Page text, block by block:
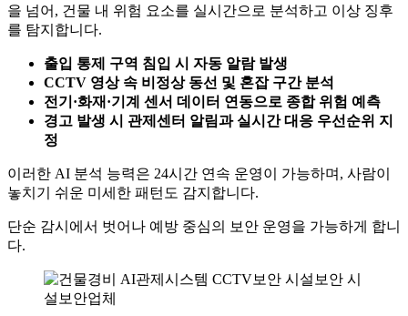
을 넘어, 건물 내 위험 요소를 실시간으로 분석하고 이상 징후
를 탐지합니다.
출입 통제 구역 침입 시 자동 알람 발생
CCTV 영상 속 비정상 동선 및 혼잡 구간 분석
전기·화재·기계 센서 데이터 연동으로 종합 위험 예측
경고 발생 시 관제센터 알림과 실시간 대응 우선순위 지
정
이러한 AI 분석 능력은 24시간 연속 운영이 가능하며, 사람이
놓치기 쉬운 미세한 패턴도 감지합니다.
단순 감시에서 벗어나 예방 중심의 보안 운영을 가능하게 합니
다.